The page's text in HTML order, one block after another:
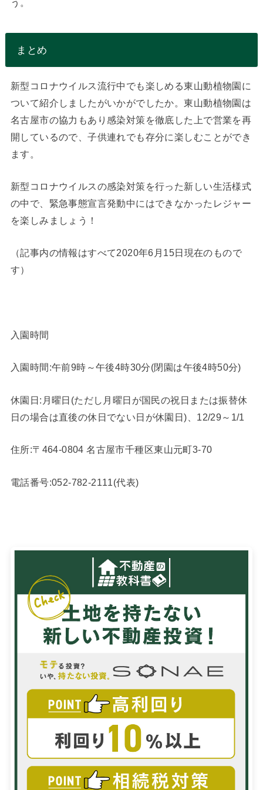
う。
まとめ
新型コロナウイルス流行中でも楽しめる東山動植物園に
ついて紹介しましたがいかがでしたか。東山動植物園は
名古屋市の協力もあり感染対策を徹底した上で営業を再
開しているので、子供連れでも存分に楽しむことができ
ます。
新型コロナウイルスの感染対策を行った新しい生活様式
の中で、緊急事態宣言発動中にはできなかったレジャー
を楽しみましょう！
（記事内の情報はすべて2020年6月15日現在のもので
す）
入園時間
入園時間:午前9時～午後4時30分(閉園は午後4時50分)
休園日:月曜日(ただし月曜日が国民の祝日または振替休
日の場合は直後の休日でない日が休園日)、12/29～1/1
住所:〒464-0804 名古屋市千種区東山元町3-70
電話番号:052-782-2111(代表)